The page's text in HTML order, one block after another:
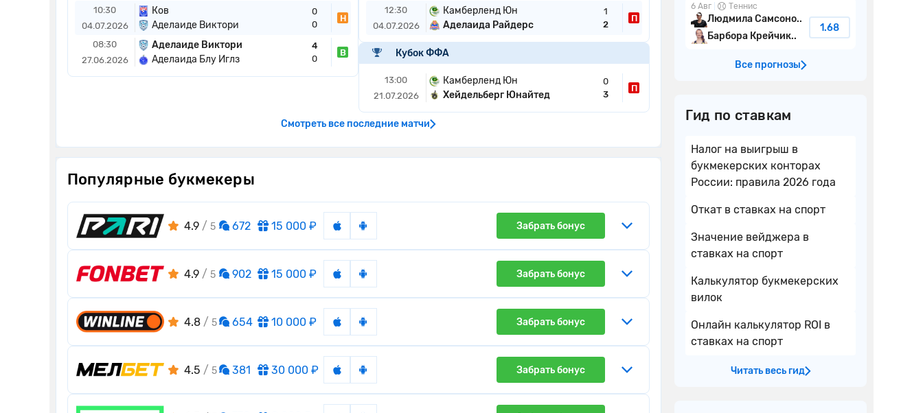
10:30
04.07.2026
Ков
Аделаиде Виктори
0
0
Н
08:30
27.06.2026
Аделаиде Виктори
Аделаида Блу Иглз
4
0
В
12:30
04.07.2026
Камберленд Юн
Аделаида Райдерс
1
2
П
Кубок ФФА
13:00
21.07.2026
Камберленд Юн
Хейдельберг Юнайтед
0
3
П
Смотреть все последние матчи
Популярные букмекеры
4.9 / 5 672 15 000 ₽ Забрать бонус
4.9 / 5 902 15 000 ₽ Забрать бонус
4.8 / 5 654 10 000 ₽ Забрать бонус
4.5 / 5 381 30 000 ₽ Забрать бонус
6 Авг Теннис
Людмила Самсоно..
Барбора Крейчик..
1.68
Все прогнозы
Гид по ставкам
Налог на выигрыш в
букмекерских конторах
России: правила 2026 года
Откат в ставках на спорт
Значение вейджера в
ставках на спорт
Калькулятор букмекерских
вилок
Онлайн калькулятор ROI в
ставках на спорт
Читать весь гид